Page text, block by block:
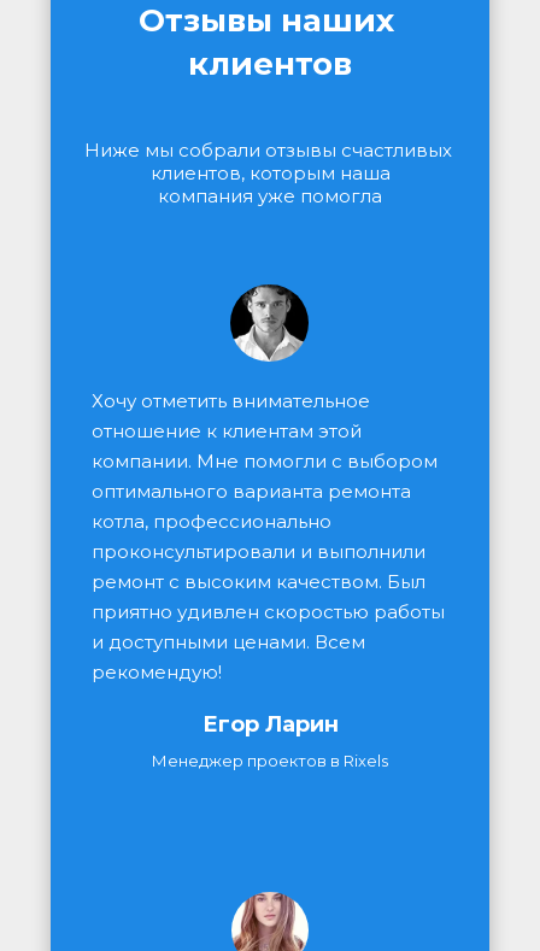
Отзывы наших
клиентов
Ниже мы собрали отзывы счастливых
клиентов, которым наша
компания уже помогла
Егор Ларин
Менеджер проектов в Rixels
Хочу отметить внимательное
отношение к клиентам этой
компании. Мне помогли с выбором
оптимального варианта ремонта
котла, профессионально
проконсультировали и выполнили
ремонт с высоким качеством. Был
приятно удивлен скоростью работы
и доступными ценами. Всем
рекомендую!